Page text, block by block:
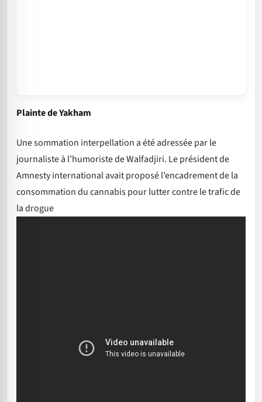
Plainte de Yakham
Une sommation interpellation a été adressée par le
journaliste à l’humoriste de Walfadjiri. Le président de
Amnesty international avait proposé l’encadrement de la
consommation du cannabis pour lutter contre le trafic de
la drogue